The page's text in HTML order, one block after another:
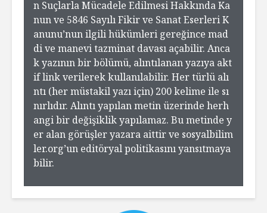
n Suçlarla Mücadele Edilmesi Hakkında Ka
nun ve 5846 Sayılı Fikir ve Sanat Eserleri K
anunu’nun ilgili hükümleri gereğince mad
di ve manevi tazminat davası açabilir. Anca
k yazının bir bölümü, alıntılanan yazıya akt
if link verilerek kullanılabilir. Her türlü alı
ntı (her müstakil yazı için) 200 kelime ile sı
nırlıdır. Alıntı yapılan metin üzerinde herh
angi bir değişiklik yapılamaz. Bu metinde y
er alan görüşler yazara aittir ve sosyalbilim
ler.org’un editöryal politikasını yansıtmaya
bilir.